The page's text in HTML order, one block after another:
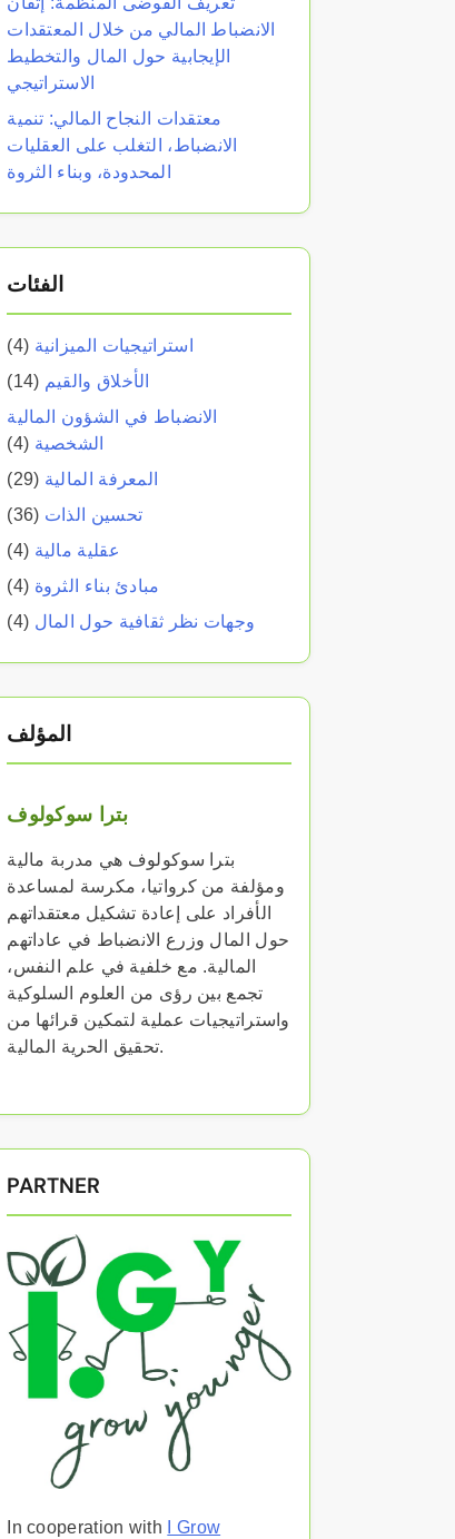
الانضباط المالي من خلال المعتقدات
الإيجابية حول المال والتخطيط
الاستراتيجي
معتقدات النجاح المالي: تنمية
الانضباط، التغلب على العقليات
المحدودة، وبناء الثروة
الفئات
استراتيجيات الميزانية (4)
الأخلاق والقيم (14)
الانضباط في الشؤون المالية
الشخصية (4)
المعرفة المالية (29)
تحسين الذات (36)
عقلية مالية (4)
مبادئ بناء الثروة (4)
وجهات نظر ثقافية حول المال (4)
المؤلف
بترا سوكولوف
بترا سوكولوف هي مدربة مالية
ومؤلفة من كرواتيا، مكرسة لمساعدة
الأفراد على إعادة تشكيل معتقداتهم
حول المال وزرع الانضباط في عاداتهم
المالية. مع خلفية في علم النفس،
تجمع بين رؤى من العلوم السلوكية
واستراتيجيات عملية لتمكين قرائها من
تحقيق الحرية المالية.
PARTNER
In cooperation with
I Grow